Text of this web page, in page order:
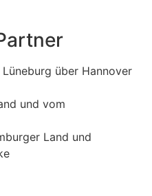
über Hannover
und vom
Land und